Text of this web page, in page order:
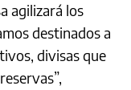
agilizará los
destinados a
divisas que